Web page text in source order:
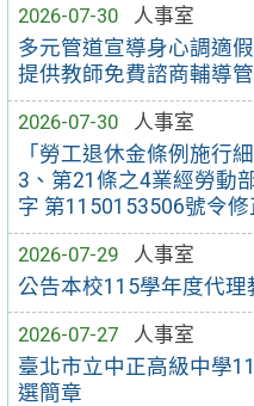
2026-07-30
人事室
多元管道宣導身心調適
提供教師免費諮商輔導
2026-07-30
人事室
「勞工退休金條例施行
3、第21條之4業經勞動
字 第1150153506號令
2026-07-29
人事室
公告本校115學年度代
2026-07-27
人事室
臺北市立中正高級中學
選簡章